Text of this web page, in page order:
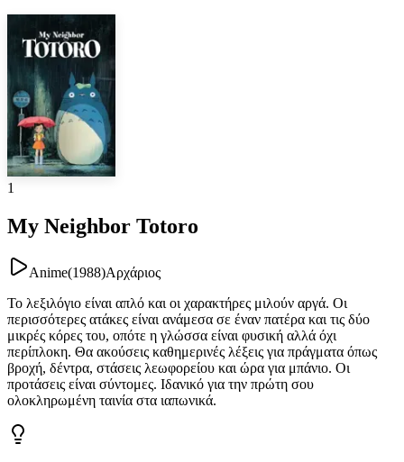
1
My Neighbor Totoro
Anime(1988)Αρχάριος
Το λεξιλόγιο είναι απλό και οι χαρακτήρες μιλούν αργά. Οι
περισσότερες ατάκες είναι ανάμεσα σε έναν πατέρα και τις δύο
μικρές κόρες του, οπότε η γλώσσα είναι φυσική αλλά όχι
περίπλοκη. Θα ακούσεις καθημερινές λέξεις για πράγματα όπως
βροχή, δέντρα, στάσεις λεωφορείου και ώρα για μπάνιο. Οι
προτάσεις είναι σύντομες. Ιδανικό για την πρώτη σου
ολοκληρωμένη ταινία στα ιαπωνικά.